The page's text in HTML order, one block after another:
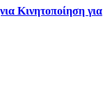
Κινητοποίηση για